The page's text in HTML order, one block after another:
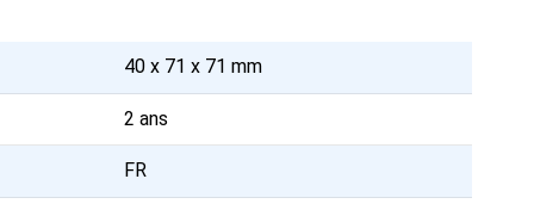
40 x 71 x 71 mm
2 ans
FR